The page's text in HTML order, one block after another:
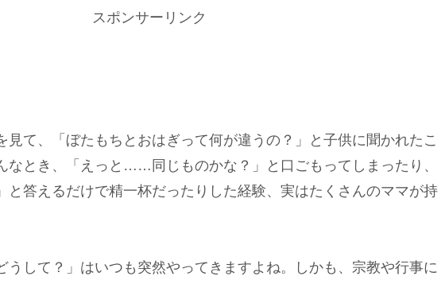
スポンサーリンク
見て、「ぼたもちとおはぎって何が違うの？」と子供に聞かれたこ
なとき、「えっと……同じものかな？」と口ごもってしまったり、
と答えるだけで精一杯だったりした経験、実はたくさんのママが持
うして？」はいつも突然やってきますよね。しかも、宗教や行事に